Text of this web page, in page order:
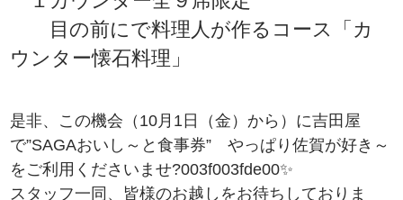
目の前にで料理人が作るコース「カ
ウンター懐石料理」
是非、この機会（10月1日（金）から）に吉田屋
で”SAGAおいし～と食事券” やっぱり佐賀が好き～
をご利用くださいませ?003f003fde00✨
スタッフ一同、皆様のお越しをお待ちしておりま